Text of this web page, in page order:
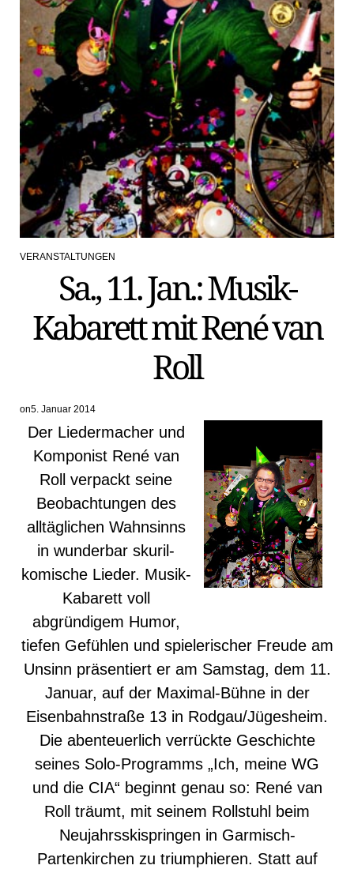
POSTED
VERANSTALTUNGEN
Sa., 11. Jan.: Musik-
Kabarett mit René van
Roll
on5. Januar 2014
Der Liedermacher und
Komponist René van
Roll verpackt seine
Beobachtungen des
alltäglichen Wahnsinns
in wunderbar skuril-
komische Lieder. Musik-
Kabarett voll
abgründigem Humor,
tiefen Gefühlen und spielerischer Freude am
Unsinn präsentiert er am Samstag, dem 11.
Januar, auf der Maximal-Bühne in der
Eisenbahnstraße 13 in Rodgau/Jügesheim.
Die abenteuerlich verrückte Geschichte
seines Solo-Programms „Ich, meine WG
und die CIA“ beginnt genau so: René van
Roll träumt, mit seinem Rollstuhl beim
Neujahrsskispringen in Garmisch-
Partenkirchen zu triumphieren. Statt auf